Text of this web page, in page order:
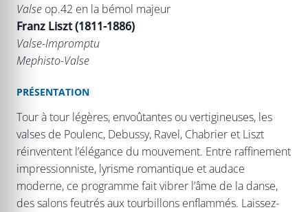
Valse op.42 en la bémol majeur
Franz Liszt (1811-1886)
Valse-Impromptu
Mephisto-Valse
PRÉSENTATION
Tour à tour légères, envoûtantes ou vertigineuses, les
valses de Poulenc, Debussy, Ravel, Chabrier et Liszt
réinventent l’élégance du mouvement. Entre raffinement
impressionniste, lyrisme romantique et audace
moderne, ce programme fait vibrer l’âme de la danse,
des salons feutrés aux tourbillons enflammés. Laissez-